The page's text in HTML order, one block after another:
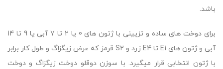
باشد.
برای دوخت های ساده و تزیینی با ژتون های 0 یا 2 تا 7 آبی یا 9 تا 14
آبی و ژتون های E1 تا E4 زرد و S2 قرمز که عرض زیگزاگ و طول کار برابر
با ژتون انتخابی قرار میگیرد. با سوزن دوقلو دوخت زیگزاگ و دوخت